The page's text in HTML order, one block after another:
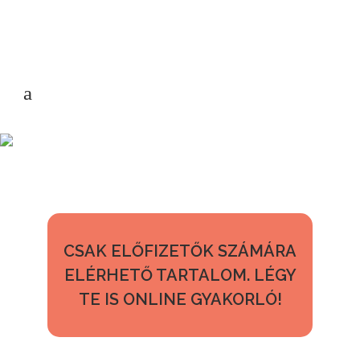
CSAK ELŐFIZETŐK SZÁMÁRA
ELÉRHETŐ TARTALOM. LÉGY
TE IS ONLINE GYAKORLÓ!